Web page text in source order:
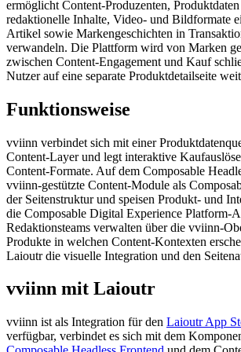
ermöglicht Content-Produzenten,
redaktionelle Inhalte, Video- und Bildformate
Artikel sowie Markengeschichten in
verwandeln. Die Plattform wird von Marken
zwischen Content-Engagement und Kauf
Nutzer auf eine separate Produktdetailseite
Funktionsweise
vviinn verbindet sich mit einer
Content-Layer und legt interaktive
Content-Formate. Auf dem Composable
vviinn-gestützte Content-Module als
der Seitenstruktur und speisen Produkt- und
die Composable Digital Experience Platform-
Redaktionsteams verwalten über die vviinn-
Produkte in welchen Content-Kontexten
Laioutr die visuelle Integration und den
vviinn mit Laioutr
vviinn ist als Integration für den Laioutr App
verfügbar, verbindet es sich mit dem